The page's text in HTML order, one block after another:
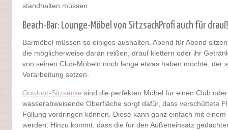
standhalten müssen.
Beach-Bar: Lounge-Möbel von SitzsackProfi auch für
Barmöbel müssen so einiges aushalten. Abend für Abend
die möglicherweise daran reißen, drauf klettern oder ihr
von seinen Club-Möbeln noch lange etwas haben möchte, der
Verarbeitung setzen.
Outdoor-Sitzsäcke sind die perfekten Möbel für einen Club
wasserabweisende Oberfläche sorgt dafür, dass verschüttete
Füllung vordringen können. Diese kann ganz einfach mit
werden. Hinzu kommt, dass die für den Außeneinsatz